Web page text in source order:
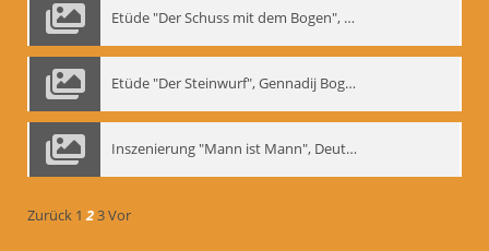
Etüde "Der Schuss mit dem Bogen", Gennadij Bogdanow
Etüde "Der Steinwurf", Gennadij Bogdanow
Inszenierung "Mann ist Mann", Deutsches Theater Berlin, 1997
Zurück 1 23Vor